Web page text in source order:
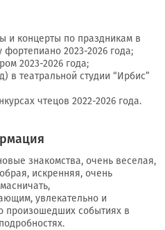
и концерты по праздникам в
2023-2026 года;
2023-2026 года;
в театральной студии “Ирбис”
чтецов 2022-2026 года.
знакомства, очень веселая,
искренняя, очень
увлекательно и
произошедших событиях в